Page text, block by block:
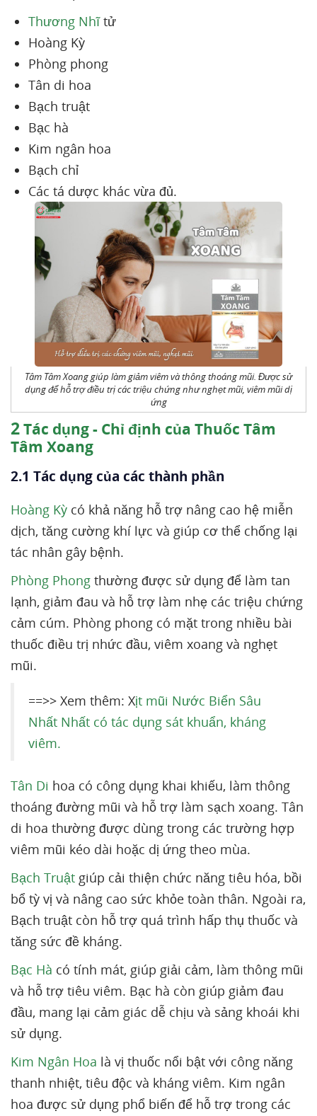
Thương Nhĩtử
Hoàng Kỳ
Phòng phong
Tân di hoa
Bạch truật
Bạc hà
Kim ngân hoa
Bạch chỉ
Các tá dược khác vừa đủ.
Tâm Tâm Xoang giúp làm giảm viêm và thông thoáng mũi. Được sử
dụng để hỗ trợ điều trị các triệu chứng như nghẹt mũi, viêm mũi dị
ứng
2Tác dụng - Chỉ định của Thuốc Tâm
Tâm Xoang
2.1 Tác dụng của các thành phần
Hoàng Kỳ có khả năng hỗ trợ nâng cao hệ miễn
dịch, tăng cường khí lực và giúp cơ thể chống lại
tác nhân gây bệnh.
Phòng Phong thường được sử dụng để làm tan
lạnh, giảm đau và hỗ trợ làm nhẹ các triệu chứng
cảm cúm. Phòng phong có mặt trong nhiều bài
thuốc điều trị nhức đầu, viêm xoang và nghẹt
mũi.
==>> Xem thêm: Xịt mũi Nước Biển Sâu
Nhất Nhất có tác dụng sát khuẩn, kháng
viêm.
Tân Di hoa có công dụng khai khiếu, làm thông
thoáng đường mũi và hỗ trợ làm sạch xoang. Tân
di hoa thường được dùng trong các trường hợp
viêm mũi kéo dài hoặc dị ứng theo mùa.
Bạch Truật giúp cải thiện chức năng tiêu hóa, bồi
bổ tỳ vị và nâng cao sức khỏe toàn thân. Ngoài ra,
Bạch truật còn hỗ trợ quá trình hấp thụ thuốc và
tăng sức đề kháng.
Bạc Hà có tính mát, giúp giải cảm, làm thông mũi
và hỗ trợ tiêu viêm. Bạc hà còn giúp giảm đau
đầu, mang lại cảm giác dễ chịu và sảng khoái khi
sử dụng.
Kim Ngân Hoa là vị thuốc nổi bật với công năng
thanh nhiệt, tiêu độc và kháng viêm. Kim ngân
hoa được sử dụng phổ biến để hỗ trợ trong các